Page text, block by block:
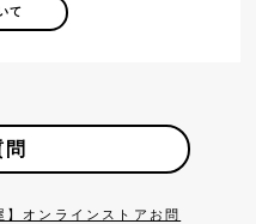
て
】オンラインストアお問